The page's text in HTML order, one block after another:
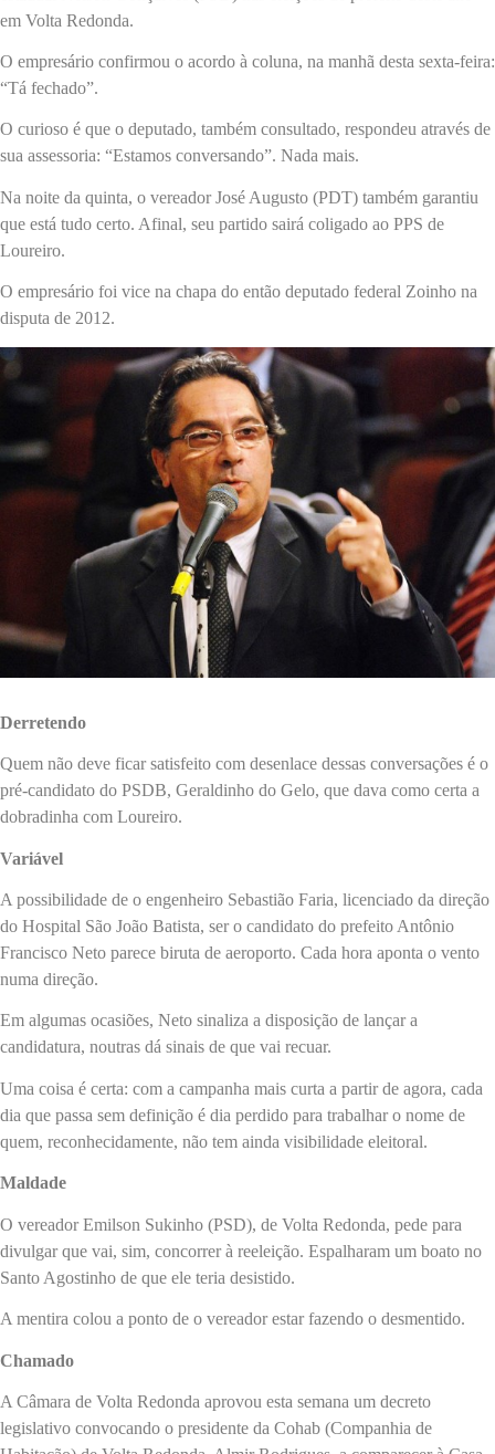
em Volta Redonda.
O empresário confirmou o acordo à coluna, na manhã desta sexta-feira:
“Tá fechado”.
O curioso é que o deputado, também consultado, respondeu através de
sua assessoria: “Estamos conversando”. Nada mais.
Na noite da quinta, o vereador José Augusto (PDT) também garantiu
que está tudo certo. Afinal, seu partido sairá coligado ao PPS de
Loureiro.
O empresário foi vice na chapa do então deputado federal Zoinho na
disputa de 2012.
Derretendo
Quem não deve ficar satisfeito com desenlace dessas conversações é o
pré-candidato do PSDB, Geraldinho do Gelo, que dava como certa a
dobradinha com Loureiro.
Variável
A possibilidade de o engenheiro Sebastião Faria, licenciado da direção
do Hospital São João Batista, ser o candidato do prefeito Antônio
Francisco Neto parece biruta de aeroporto. Cada hora aponta o vento
numa direção.
Em algumas ocasiões, Neto sinaliza a disposição de lançar a
candidatura, noutras dá sinais de que vai recuar.
Uma coisa é certa: com a campanha mais curta a partir de agora, cada
dia que passa sem definição é dia perdido para trabalhar o nome de
quem, reconhecidamente, não tem ainda visibilidade eleitoral.
Maldade
O vereador Emilson Sukinho (PSD), de Volta Redonda, pede para
divulgar que vai, sim, concorrer à reeleição. Espalharam um boato no
Santo Agostinho de que ele teria desistido.
A mentira colou a ponto de o vereador estar fazendo o desmentido.
Chamado
A Câmara de Volta Redonda aprovou esta semana um decreto
legislativo convocando o presidente da Cohab (Companhia de